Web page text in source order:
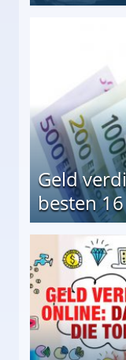
Geld
besten